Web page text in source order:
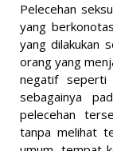
Pelecehan
yang
yang dilakukan
orang yang
negatif seperti
sebagainya
pelecehan
tanpa melihat